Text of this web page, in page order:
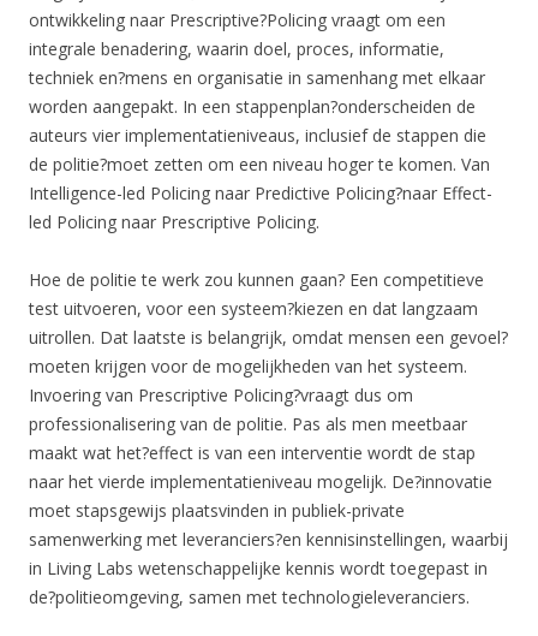
ontwikkeling naar Prescriptive?Policing vraagt om een
integrale benadering, waarin doel, proces, informatie,
techniek en?mens en organisatie in samenhang met elkaar
worden aangepakt. In een stappenplan?onderscheiden de
auteurs vier implementatieniveaus, inclusief de stappen die
de politie?moet zetten om een niveau hoger te komen. Van
Intelligence-led Policing naar Predictive Policing?naar Effect-
led Policing naar Prescriptive Policing.
Hoe de politie te werk zou kunnen gaan? Een competitieve
test uitvoeren, voor een systeem?kiezen en dat langzaam
uitrollen. Dat laatste is belangrijk, omdat mensen een gevoel?
moeten krijgen voor de mogelijkheden van het systeem.
Invoering van Prescriptive Policing?vraagt dus om
professionalisering van de politie. Pas als men meetbaar
maakt wat het?effect is van een interventie wordt de stap
naar het vierde implementatieniveau mogelijk. De?innovatie
moet stapsgewijs plaatsvinden in publiek-private
samenwerking met leveranciers?en kennisinstellingen, waarbij
in Living Labs wetenschappelijke kennis wordt toegepast in
de?politieomgeving, samen met technologieleveranciers.